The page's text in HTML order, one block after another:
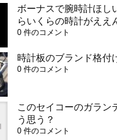
ボーナスで腕時計ほし
らいくらの時計がええ
0 件のコメント
時計板のブランド格付
0 件のコメント
このセイコーのガラン
う思う？
0 件のコメント